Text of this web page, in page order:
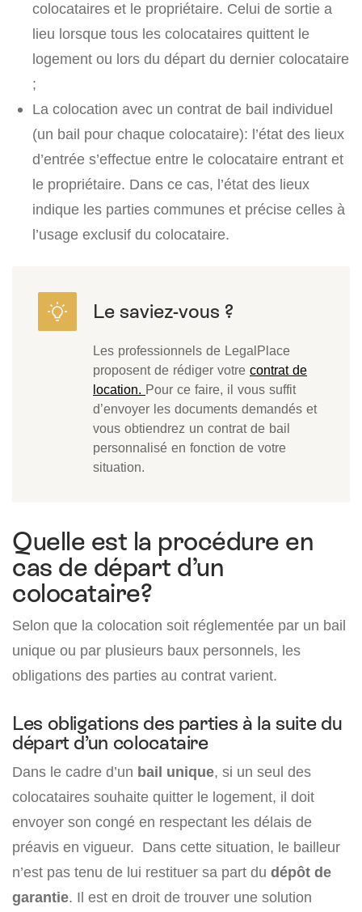
colocataires et le propriétaire. Celui de sortie a
lieu lorsque tous les colocataires quittent le
logement ou lors du départ du dernier colocataire
;
La colocation avec un contrat de bail individuel
(un bail pour chaque colocataire): l’état des lieux
d’entrée s’effectue entre le colocataire entrant et
le propriétaire. Dans ce cas, l’état des lieux
indique les parties communes et précise celles à
l’usage exclusif du colocataire.
Les professionnels de LegalPlace
proposent de rédiger votre contrat de
location. Pour ce faire, il vous suffit
d’envoyer les documents demandés et
vous obtiendrez un contrat de bail
personnalisé en fonction de votre
situation.
Quelle est la procédure en
cas de départ d’un
colocataire?
Selon que la colocation soit réglementée par un bail
unique ou par plusieurs baux personnels, les
obligations des parties au contrat varient.
Les obligations des parties à la suite du
départ d’un colocataire
Dans le cadre d’un bail unique, si un seul des
colocataires souhaite quitter le logement, il doit
envoyer son congé en respectant les délais de
préavis en vigueur. Dans cette situation, le bailleur
n’est pas tenu de lui restituer sa part du dépôt de
garantie. Il est en droit de trouver une solution